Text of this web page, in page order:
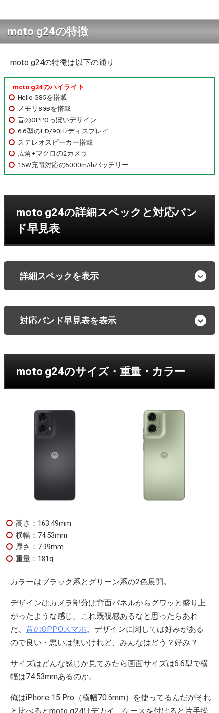
moto g24の特徴
moto g24の特徴は以下の通り
moto g24のハイライト
Helio G85を搭載
メモリ8GBを搭載
昔のOPPOっぽいデザイン
6.6型のHD/90Hzディスプレイ
ステレオスピーカー搭載
広角+マクロの2カメラ
15W充電対応の5000mAhバッテリー
moto g24の詳細スペックと対応バン
ド早見表
詳細スペックを表示
対応バンド早見表を表示
moto g24のサイズ・重量・カラー
高さ：163.49mm
横幅：74.53mm
厚さ：7.99mm
重量：181g
カラーはブラック系とグリーン系の2色展開。
デザインはカメラ部分は背面パネルからグワッと盛り上
がったような感じ。これ既視感あるなと思ったらあれ
だ、昔のOPPOスマホ。デザインに関しては好みがある
ので良い・悪いは無いけれど、みんなはどう？好み？
サイズはどんな感じか見てみたら画面サイズは6.6型で横
幅は74.53mmあるのか。
俺はiPhone 15 Pro（横幅70.6mm）を使ってるんだがそれ
と比べるとmoto g24はデカイ。ケースを付けると片手操